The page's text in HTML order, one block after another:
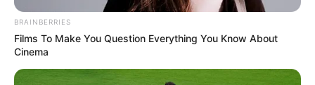
BRAINBERRIES
Films To Make You Question Everything You Know About
Cinema